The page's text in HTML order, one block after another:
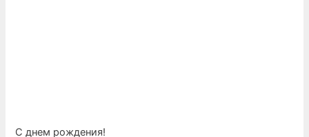
С днем рождения!